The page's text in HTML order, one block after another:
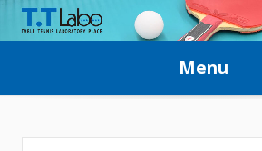
Skip
to
Menu